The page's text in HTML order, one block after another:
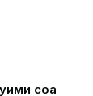
соҳа